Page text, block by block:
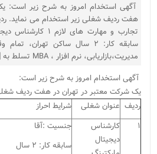
آگهی استخدام امروز به شرح زیر است:
هفت ردیف شغلی زیر استخدام می نماید.
تجارب و مهارت های
سابقه کار: ۲ سال ساکن
مدیریت،بازاریابی، نرم افزار ، MBA تسلط به […]
آگهی استخدام امروز به شرح زیر است:
یک شرکت معتبر در تهران در هفت ردیف
ردیف عنوان شغلی شرایط احراز
۱
کارشناس
دیجیتال
جنسیت :آقا
سابقه کار: ۲ سال